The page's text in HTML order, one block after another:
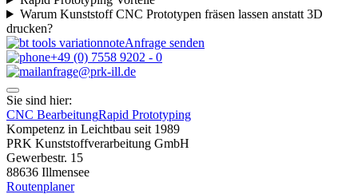
Warum Kunststoff CNC Prototypen fräsen lassen anstatt 3D
drucken?
Anfrage senden
+49 (0) 7558 9202 - 0
anfrage@prk-ill.de
Sie sind hier:
CNC BearbeitungRapid Prototyping
Kompetenz in Leichtbau seit 1989
PRK Kunststoffverarbeitung GmbH
Gewerbestr. 15
88636 Illmensee
Routenplaner